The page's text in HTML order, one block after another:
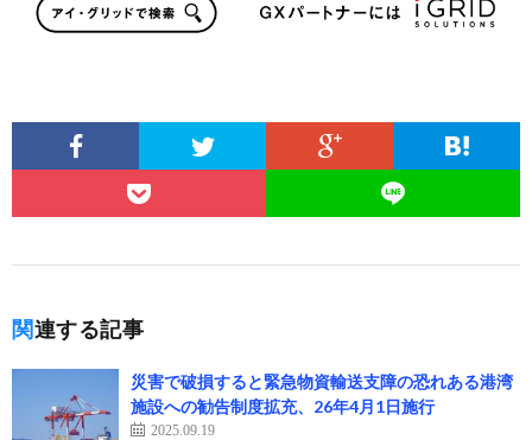
関連する記事
災害で破損すると緊急物資輸送支障の恐れある港湾
施設への勧告制度拡充、26年4月1日施行
2025.09.19